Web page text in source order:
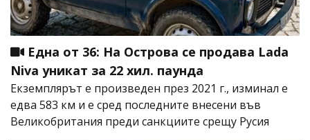
Една от 36: На Острова се продава Lada
Niva уникат за 22 хил. паунда
Екземплярът е произведен през 2021 г., изминал е
едва 583 км и е сред последните внесени във
Великобритания преди санкциите срещу Русия